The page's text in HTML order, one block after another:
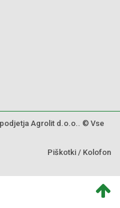
Agrolit d.o.o.. © Vse
Piškotki / Kolofon